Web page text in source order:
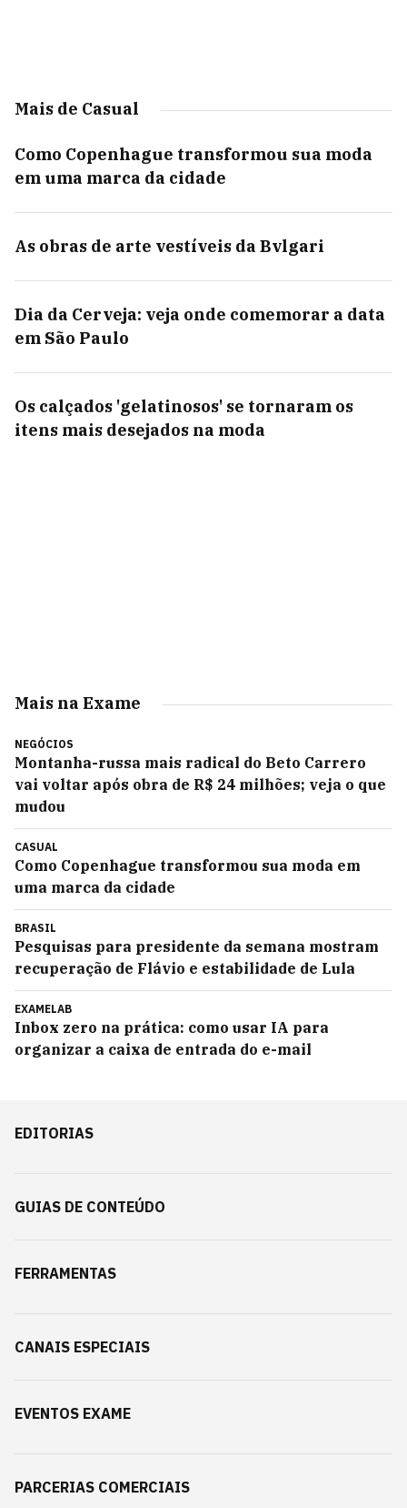
Mais de Casual
Como Copenhague transformou sua moda
em uma marca da cidade
As obras de arte vestíveis da Bvlgari
Dia da Cerveja: veja onde comemorar a data
em São Paulo
Os calçados 'gelatinosos' se tornaram os
itens mais desejados na moda
Mais na Exame
NEGÓCIOS
Montanha-russa mais radical do Beto Carrero
vai voltar após obra de R$ 24 milhões; veja o que
mudou
CASUAL
Como Copenhague transformou sua moda em
uma marca da cidade
BRASIL
Pesquisas para presidente da semana mostram
recuperação de Flávio e estabilidade de Lula
EXAMELAB
Inbox zero na prática: como usar IA para
organizar a caixa de entrada do e-mail
EDITORIAS
GUIAS DE CONTEÚDO
FERRAMENTAS
CANAIS ESPECIAIS
EVENTOS EXAME
PARCERIAS COMERCIAIS